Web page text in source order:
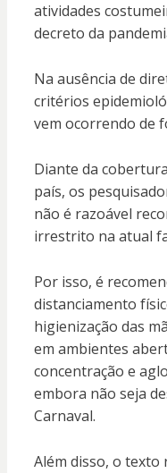
atividades
decreto da
Na ausência de
critérios
vem ocorrendo de
Diante da
país, os
não é razoável
irrestrito na atual
Por isso, é
distanciamento
higienização das
em ambientes
concentração e
embora não seja
Carnaval.
Além disso, o texto